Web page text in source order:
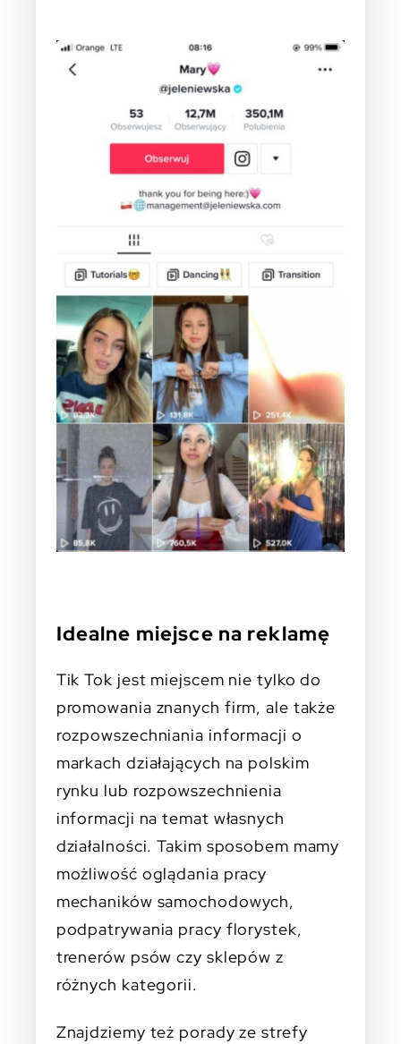
Idealne miejsce na reklamę
Tik Tok jest miejscem nie tylko do
promowania znanych firm, ale także
rozpowszechniania informacji o
markach działających na polskim
rynku lub rozpowszechnienia
informacji na temat własnych
działalności. Takim sposobem mamy
możliwość oglądania pracy
mechaników samochodowych,
podpatrywania pracy florystek,
trenerów psów czy sklepów z
różnych kategorii.
Znajdziemy też porady ze strefy